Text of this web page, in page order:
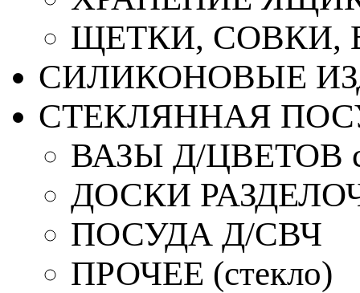
ЩЕТКИ, СОВКИ,
СИЛИКОНОВЫЕ
СТЕКЛЯННАЯ
ВАЗЫ Д/ЦВЕТОВ
ДОСКИ
ПОСУДА Д/СВЧ
ПРОЧЕЕ (стекло)